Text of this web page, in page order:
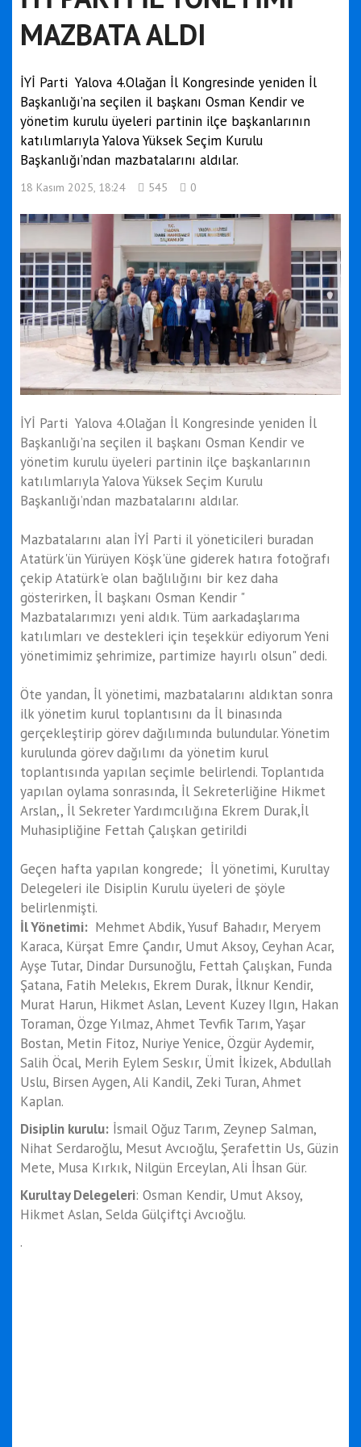
MAZBATA ALDI
İYİ Parti Yalova 4.Olağan İl Kongresinde yeniden İl
Başkanlığı’na seçilen il başkanı Osman Kendir ve
yönetim kurulu üyeleri partinin ilçe başkanlarının
katılımlarıyla Yalova Yüksek Seçim Kurulu
Başkanlığı’ndan mazbatalarını aldılar.
18 Kasım 2025, 18:24 545 0
İYİ Parti Yalova 4.Olağan İl Kongresinde yeniden İl
Başkanlığı’na seçilen il başkanı Osman Kendir ve
yönetim kurulu üyeleri partinin ilçe başkanlarının
katılımlarıyla Yalova Yüksek Seçim Kurulu
Başkanlığı’ndan mazbatalarını aldılar.
Mazbatalarını alan İYİ Parti il yöneticileri buradan
Atatürk'ün Yürüyen Köşk'üne giderek hatıra fotoğrafı
çekip Atatürk'e olan bağlılığını bir kez daha
gösterirken, İl başkanı Osman Kendir "
Mazbatalarımızı yeni aldık. Tüm aarkadaşlarıma
katılımları ve destekleri için teşekkür ediyorum Yeni
yönetimimiz şehrimize, partimize hayırlı olsun" dedi.
Öte yandan, İl yönetimi, mazbatalarını aldıktan sonra
ilk yönetim kurul toplantısını da İl binasında
gerçekleştirip görev dağılımında bulundular. Yönetim
kurulunda görev dağılımı da yönetim kurul
toplantısında yapılan seçimle belirlendi. Toplantıda
yapılan oylama sonrasında, İl Sekreterliğine Hikmet
Arslan,, İl Sekreter Yardımcılığına Ekrem Durak,İl
Muhasipliğine Fettah Çalışkan getirildi
Geçen hafta yapılan kongrede; İl yönetimi, Kurultay
Delegeleri ile Disiplin Kurulu üyeleri de şöyle
belirlenmişti.
İl Yönetimi: Mehmet Abdik, Yusuf Bahadır, Meryem
Karaca, Kürşat Emre Çandır, Umut Aksoy, Ceyhan Acar,
Ayşe Tutar, Dindar Dursunoğlu, Fettah Çalışkan, Funda
Şatana, Fatih Melekıs, Ekrem Durak, İlknur Kendir,
Murat Harun, Hikmet Aslan, Levent Kuzey Ilgın, Hakan
Toraman, Özge Yılmaz, Ahmet Tevfik Tarım, Yaşar
Bostan, Metin Fitoz, Nuriye Yenice, Özgür Aydemir,
Salih Öcal, Merih Eylem Seskır, Ümit İkizek, Abdullah
Uslu, Birsen Aygen, Ali Kandil, Zeki Turan, Ahmet
Kaplan.
Disiplin kurulu: İsmail Oğuz Tarım, Zeynep Salman,
Nihat Serdaroğlu, Mesut Avcıoğlu, Şerafettin Us, Güzin
Mete, Musa Kırkık, Nilgün Erceylan, Ali İhsan Gür.
Kurultay Delegeleri: Osman Kendir, Umut Aksoy,
Hikmet Aslan, Selda Gülçiftçi Avcıoğlu.
.